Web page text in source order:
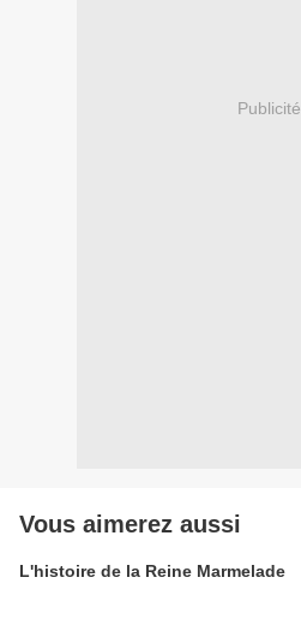
Publicité
Vous aimerez aussi
L'histoire de la Reine Marmelade